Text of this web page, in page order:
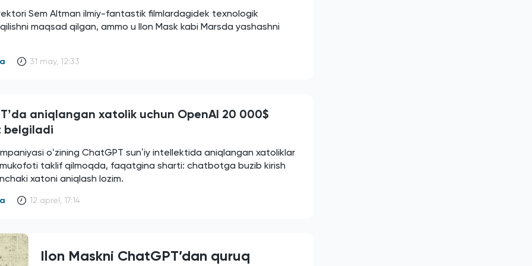
Sem Altman ilmiy-fantastik filmlardagidek texnologik
maqsad qilgan, ammo u Ilon Mask kabi Marsda yashashni
31 may, 12:33
aniqlangan xatolik uchun OpenAI 20 000$
belgiladi
oʻzining ChatGPT sunʼiy intellektida aniqlangan xatoliklar
taklif qilmoqda, faqatgina sharti: chatbotga buzib kirish
xatoni aniqlash lozim.
12 aprel, 17:14
Ilon Maskni ChatGPT’dan quruq